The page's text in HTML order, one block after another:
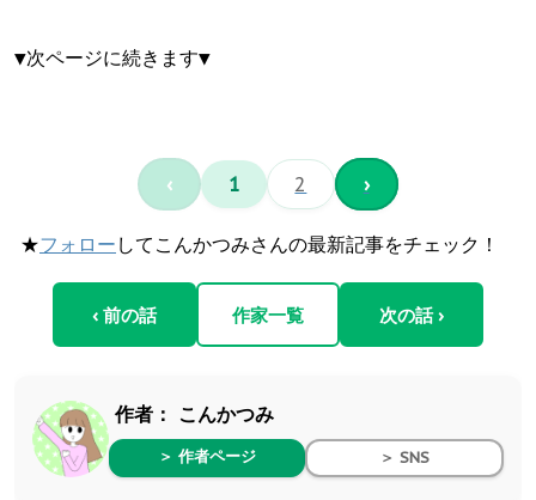
▼次ページに続きます▼
‹ 1 2 ›
★フォロー してこんかつみさんの最新記事をチェック！
‹ 前の話 作家一覧 次の話 ›
作者： こんかつみ
＞ 作者ページ ＞ SNS